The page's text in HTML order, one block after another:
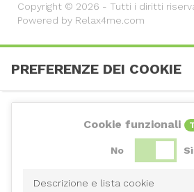
Copyright © 2026 - Tutti i diritti
Powered by Relax4me.com
PREFERENZE DEI COOKIE
Cookie funzionali
No Sì
Descrizione e lista cookie